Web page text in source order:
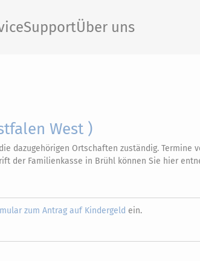
SupportÜber uns
West )
dazugehörigen Ortschaften zuständig. Termine
der Familienkasse in Brühl können Sie hier
zum Antrag auf Kindergeld ein.